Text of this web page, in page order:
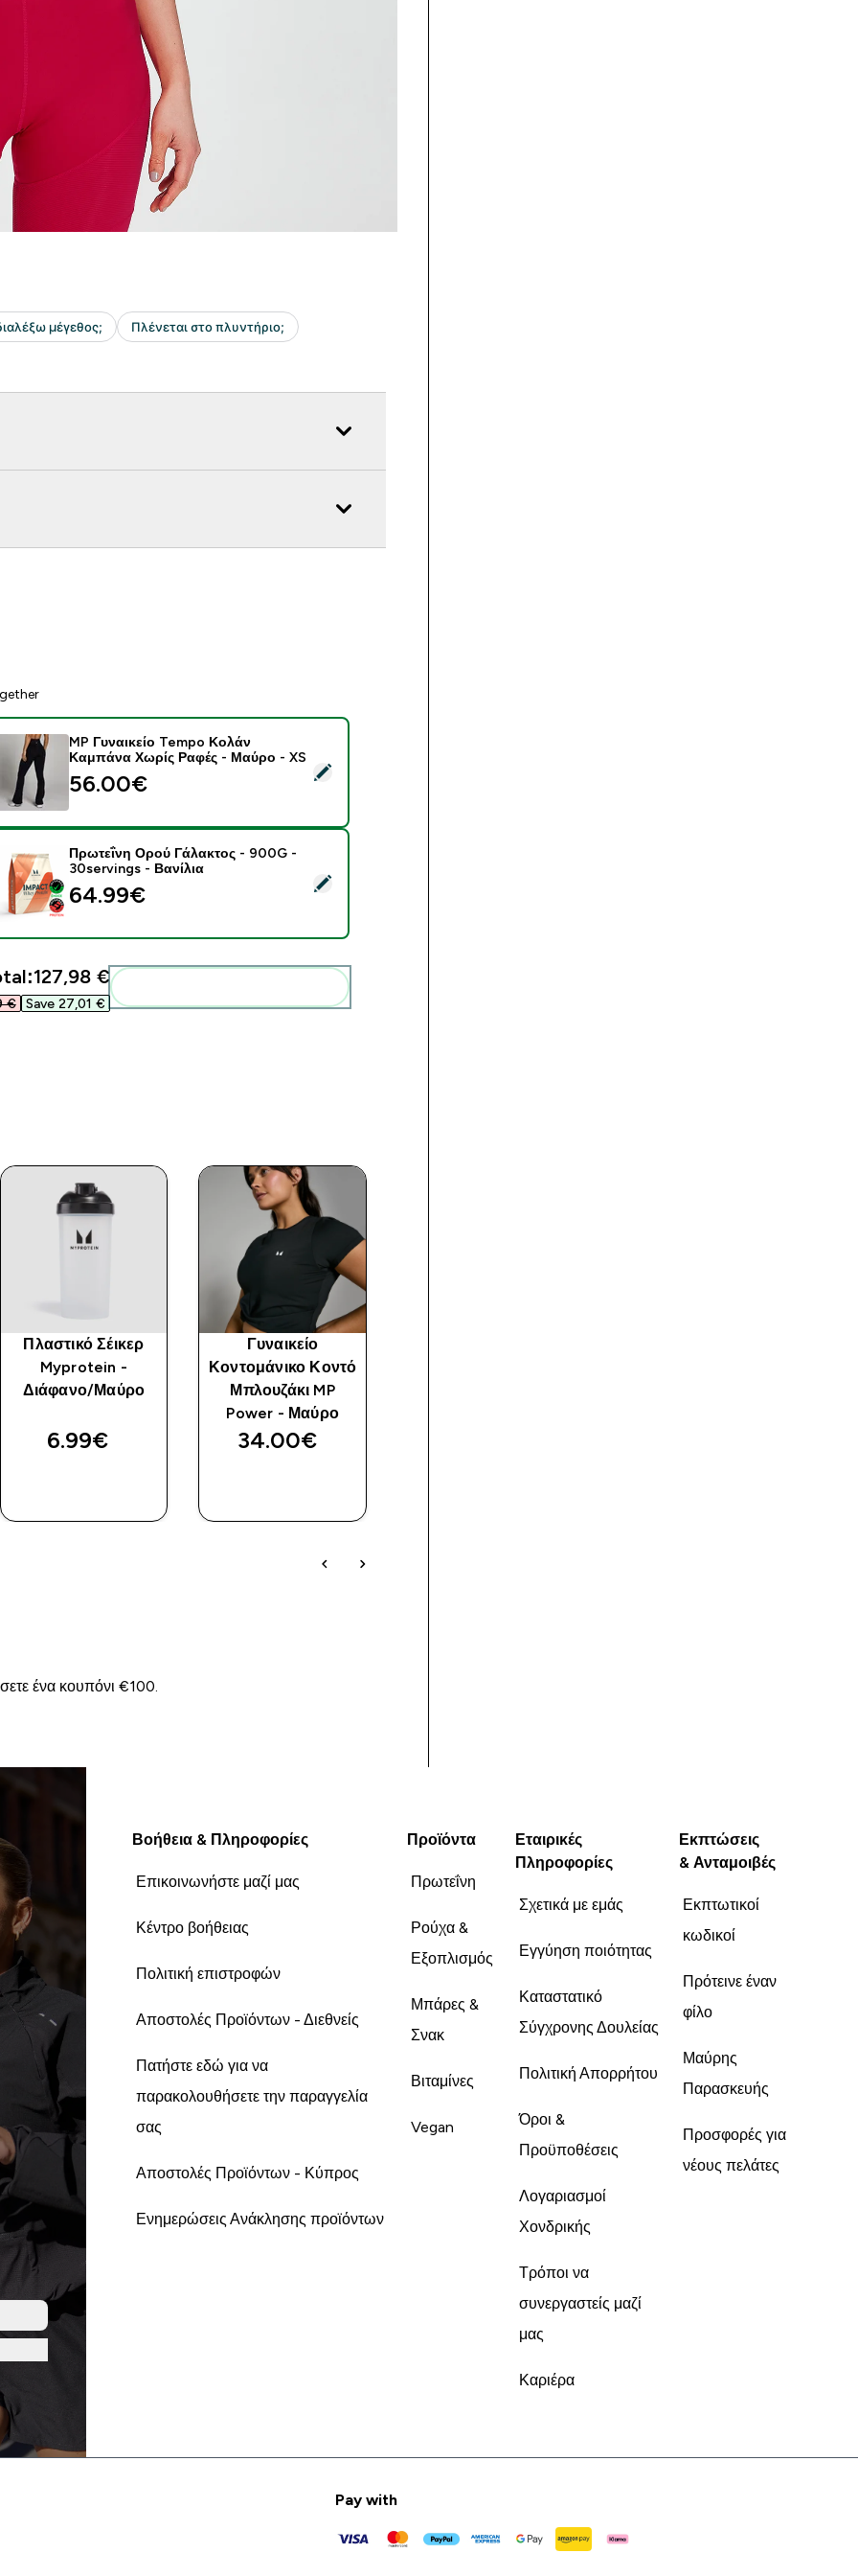
Select this product - MP Γυναικείο Tempo Κολάν Καμπάνα Χωρίς Ραφές - Μαύρο - XS
MP Γυναικείο Tempo Κολάν
Καμπάνα Χωρίς Ραφές - Μαύρο - XS
56.00€‎
Select this product - Πρωτεΐνη Ορού Γάλακτος - 900G - 30servings - Βανίλια
Πρωτεΐνη Ορού Γάλακτος - 900G -
30servings - Βανίλια
64.99€‎
127,98 €‎
€‎ Save 27,01 €‎
Πλαστικό Σέικερ
Myprotein -
Διάφανο/Μαύρο
6.99€‎
Γυναικείο
Κοντομάνικο Κοντό
Μπλουζάκι MP
Power - Μαύρο
34.00€‎
ένα κουπόνι €100.
Βοήθεια & Πληροφορίες
Επικοινωνήστε μαζί μας
Κέντρο βοήθειας
Πολιτική επιστροφών
Αποστολές Προϊόντων - Διεθνείς
Πατήστε εδώ για να
παρακολουθήσετε την παραγγελία
σας
Αποστολές Προϊόντων - Κύπρος
Ενημερώσεις Ανάκλησης προϊόντων
Προϊόντα
Πρωτεΐνη
Ρούχα &
Εξοπλισμός
Μπάρες &
Σνακ
Βιταμίνες
Vegan
Εταιρικές
Πληροφορίες
Σχετικά με εμάς
Εγγύηση ποιότητας
Καταστατικό
Σύγχρονης Δουλείας
Πολιτική Απορρήτου
Όροι &
Προϋποθέσεις
Λογαριασμοί
Χονδρικής
Τρόποι να
συνεργαστείς μαζί
μας
Καριέρα
Εκπτώσεις
& Ανταμοιβές
Εκπτωτικοί
κωδικοί
Πρότεινε έναν
φίλο
Μαύρης
Παρασκευής
Προσφορές για
νέους πελάτες
Pay with